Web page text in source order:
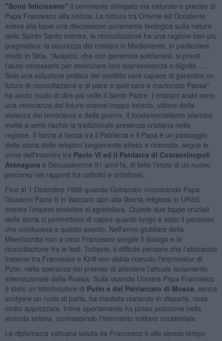
"Sono felicissimo" il commento stringato ma naturale e preciso di
Papa Francesco alla notizia. La rottura tra Oriente ed Occidente
aveva alla base una discussione puramente teologica sulla natura
dello Spirito Santo mentre, la riconciliazione ha una ragione ben più
pragmatica: la sicurezza dei cristiani in Medioriente, in particolare
modo in Siria. "Auspico, che con generosa solidarietà, si presti
l'aiuto necessario per assicurare loro sopravvivenza e dignità ....
Solo una soluzione politica del conflitto sarà capace di garantire un
futuro di riconciliazione e di pace a quel caro e martoriato Paese"
ha avuto modo di dire più volte il Santo Padre. I cristiani arabi sono
una minoranza dal futuro oramai troppo incerto, vittime della
violenza del terrorismo e della guerra. Il fondamentalismo islamico
mette a serio rischio la tradizionale presenza cristiana nella
regione. Il faccia a faccia tra il Patriarca e il Papa è un passaggio
della storia delle religioni lungamente atteso e ricercato, segue le
orme dell'incontro tra Paolo VI ed il Patriarca di Costantinopoli
Atenagora a Gerusalemme 51 anni fa, di fatto l'inizio di un nuovo
percorso nei rapporti tra cattolici e ortodossi.
Fino al 1 Dicembre 1989 quando Gobarciov incontrando Papa
Giovanni Paolo II in Vaticano aprì alla libertà religiosa in URSS
mentre l'impero sovietico si sgretolava. Queste due tappe cruciali
della storia ci permettono di capire quanto lungo è stato il percorso
che conduceva a questo evento. Nell'anno giubilare della
Misericordia non a caso Francesco sceglie il dialogo e la
riconciliazione tra le fedi. Tuttavia, è difficile pensare che l'abbraccio
fraterno tra Francesco e Kirill non abbia ricevuto l'imprimatur di
Putin, nella speranza del premier di allentare l'attuale isolamento
internazionale della Russia. Sulla vicenda Ucraina Papa Francesco
è stato un interlocutore di Putin e del Patriarcato di Mosca , senza
svolgere un ruolo di parte, ha mediato restando in disparte, cosa
molto apprezzata. Infine apertamente ha preso posizione nella
vicenda siriana, contrastando l'intervento militare occidentale.
La diplomazia vaticana voluta da Francesco è allo stesso tempo